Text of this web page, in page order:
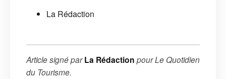
La Rédaction
Article signé parLa Rédaction pourLe Quotidien
du Tourisme.